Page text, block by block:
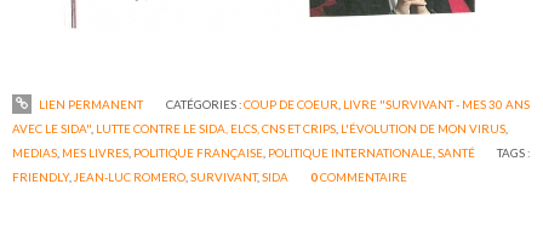
LIEN PERMANENT CATÉGORIES :COUP DE COEUR, LIVRE "SURVIVANT - MES 30 ANS
AVEC LE SIDA", LUTTE CONTRE LE SIDA, ELCS, CNS ET CRIPS, L'ÉVOLUTION DE MON VIRUS,
MEDIAS, MES LIVRES, POLITIQUE FRANÇAISE, POLITIQUE INTERNATIONALE,SANTÉ
TAGS :
FRIENDLY,JEAN-LUC ROMERO,SURVIVANT,SIDA 0COMMENTAIRE